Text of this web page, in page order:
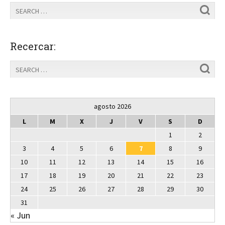
Recercar:
agosto 2026
L
M X J V S
D
1
2
3
4 5 6 7 8
9
10
11 12 13 14 15
16
17
18 19 20 21 22
23
24
25 26 27 28 29
30
31
« Jun